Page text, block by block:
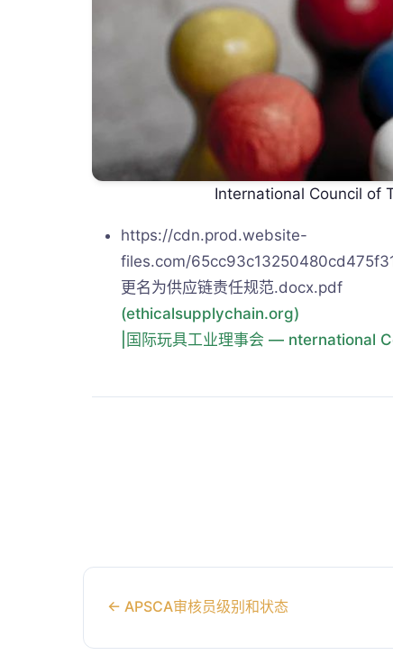
International Council of
https://cdn.prod.website-
files.com/
更名为供应链责任规范.docx.pdf
(ethicalsupplychain.org)
|国际玩具工业理事会 —
← APSCA审核员级别和状态